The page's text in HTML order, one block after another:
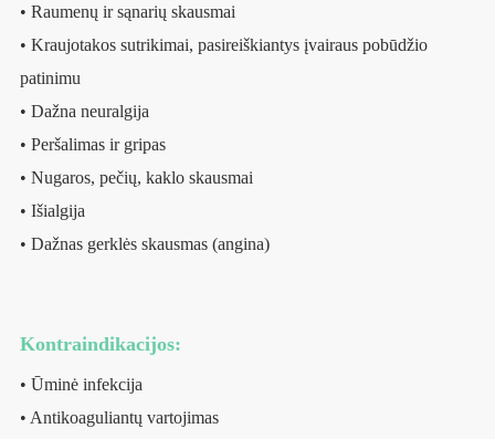
• Raumenų ir sąnarių skausmai
• Kraujotakos sutrikimai, pasireiškiantys įvairaus pobūdžio
patinimu
• Dažna neuralgija
• Peršalimas ir gripas
• Nugaros, pečių, kaklo skausmai
• Išialgija
• Dažnas gerklės skausmas (angina)
Kontraindikacijos:
• Ūminė infekcija
• Antikoaguliantų vartojimas